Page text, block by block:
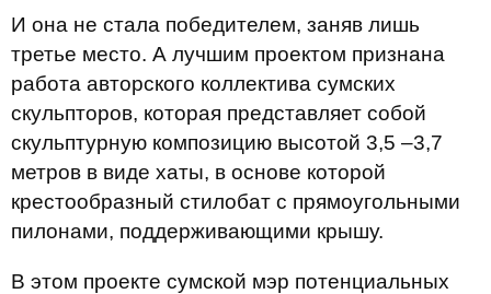
И она не стала победителем, заняв лишь
третье место. А лучшим проектом признана
работа авторского коллектива сумских
скульпторов, которая представляет собой
скульптурную композицию высотой 3,5 –3,7
метров в виде хаты, в основе которой
крестообразный стилобат с прямоугольными
пилонами, поддерживающими крышу.
В этом проекте сумской мэр потенциальных